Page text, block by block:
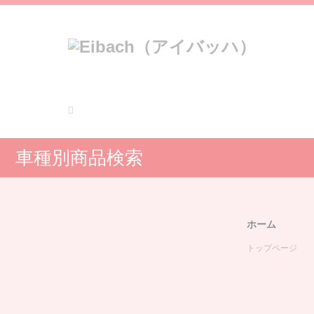
車種別商品検索
ホーム
トップページ